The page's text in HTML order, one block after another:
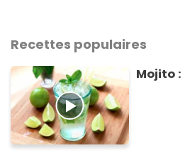
Recettes populaires
Mojito :